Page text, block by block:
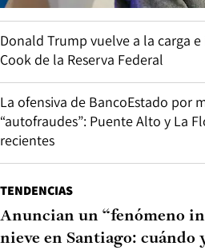
Donald Trump vuelve a la carga e
Cook de la Reserva Federal
La ofensiva de BancoEstado por
“autofraudes”: Puente Alto y La
recientes
TENDENCIAS
Anuncian un “fenómeno
nieve en Santiago: cuándo